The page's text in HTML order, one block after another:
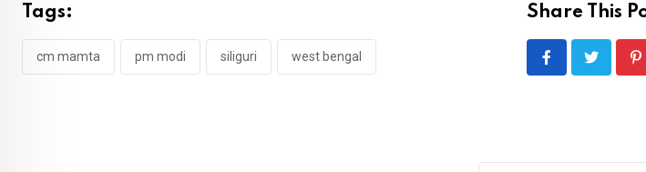
Tags:
cm mamta pm modi siliguri west bengal
Share This